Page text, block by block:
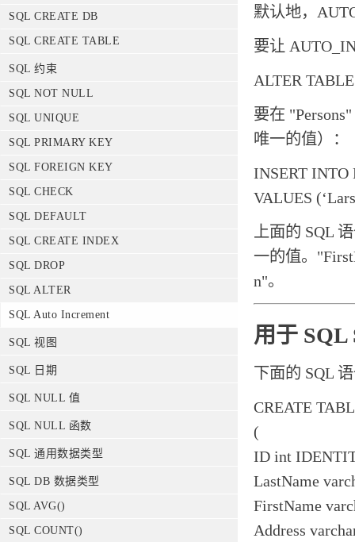
SQL CREATE DB
SQL CREATE TABLE
SQL 约束
SQL NOT NULL
SQL UNIQUE
SQL PRIMARY KEY
SQL FOREIGN KEY
SQL CHECK
SQL DEFAULT
SQL CREATE INDEX
SQL DROP
SQL ALTER
SQL Auto Increment
SQL 视图
SQL 日期
SQL NULL 值
SQL NULL 函数
SQL 通用数据类型
SQL DB 数据类型
SQL AVG()
SQL COUNT()
默认地，
要让
ALTER
要在
唯一的值）：
INSERT INTO
VALUES
上面的 SQL
一的值。
n"。
用于 SQL
下面的 SQL
CREATE
(
ID int
LastName
FirstName
Address